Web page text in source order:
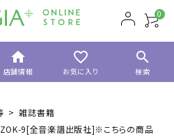
0
home
店舗情報
favorite_border
お気に入り
search
検索
雑誌書籍
9[全音楽譜出版社]※こちらの商品